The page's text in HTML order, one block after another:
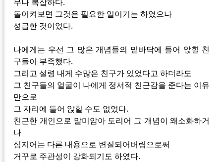
돌이켜보면 그것은 필요한 일이기는 하였으나
성급한 것이었다.
나에게는 우선 그 많은 개념들의 밑바닥에 들어 앉힐 친
구들이 부족했다.
그리고 설령 내게 수많은 친구가 있었다고 하더라도
그 친구들의 얼굴이 나에게 정서적 친근감을 준다는 이유
만으로
그 자리에 들어 앉힐 수도 없었다.
친근한 개인으로 말미암아 도리어 그 개념이 왜소화하거
나
심지어는 다른 내용으로 변질되어버림으로써
거꾸로 주관성이 강화되기도 하였다.